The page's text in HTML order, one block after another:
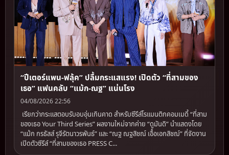
“ปีเตอร์แพน-ฟลุ้ค” ปลื้มกระแสแรง! เปิดตัว “ที่สามของ
เธอ” แฟนคลับ “แม้ก-ณฐ” แน่นโรง
04/08/2026 22:56
เรียกว่ากระแสตอบรับอบอุ่นเกินคาด สำหรับซีรีส์โรแมนติกคอมเมดี้ “ที่สาม
ของเธอ Your Third Series” ผลงานใหม่จากค่าย “ดูมันดิ” นำแสดงโดย
“แม้ก กรธัสส์ รุจีรัตนาวรพันธ์” และ “ณฐ ณฐสิชณ์ เอื้อเอกสิชฌ์” ที่จัดงาน
เปิดตัวซีรีส์ “ที่สามของเธอ PRESS C...